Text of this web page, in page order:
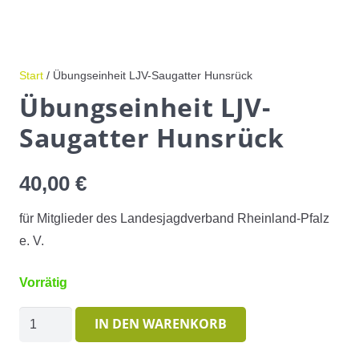
Start / Übungseinheit LJV-Saugatter Hunsrück
Übungseinheit LJV-
Saugatter Hunsrück
40,00 €
für Mitglieder des Landesjagdverband Rheinland-Pfalz
e. V.
Vorrätig
ÜbungseinheitIN DEN WARENKORB